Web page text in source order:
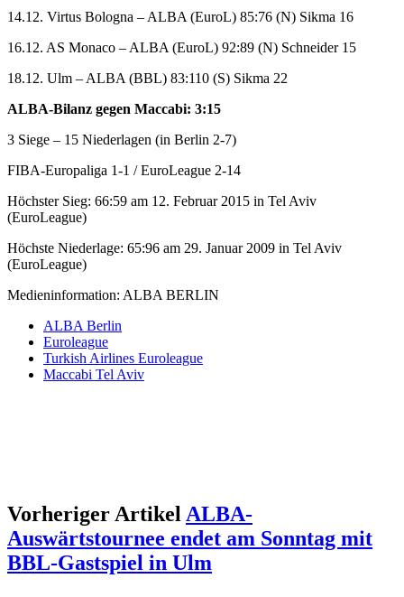
14.12. Virtus Bologna – ALBA (EuroL) 85:76 (N) Sikma 16
16.12. AS Monaco – ALBA (EuroL) 92:89 (N) Schneider 15
18.12. Ulm – ALBA (BBL) 83:110 (S) Sikma 22
ALBA-Bilanz gegen Maccabi: 3:15
3 Siege – 15 Niederlagen (in Berlin 2-7)
FIBA-Europaliga 1-1 / EuroLeague 2-14
Höchster Sieg: 66:59 am 12. Februar 2015 in Tel Aviv
(EuroLeague)
Höchste Niederlage: 65:96 am 29. Januar 2009 in Tel Aviv
(EuroLeague)
Medieninformation: ALBA BERLIN
ALBA Berlin
Euroleague
Turkish Airlines Euroleague
Maccabi Tel Aviv
Vorheriger Artikel ALBA-
Auswärtstournee endet am Sonntag mit
BBL-Gastspiel in Ulm